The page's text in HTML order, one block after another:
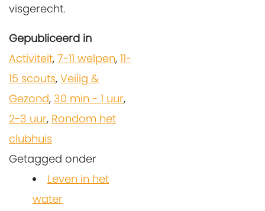
visgerecht.
Gepubliceerd in
Activiteit, 7-11 welpen, 11-
15 scouts, Veilig &
Gezond, 30 min - 1 uur,
2-3 uur, Rondom het
clubhuis
Getagged onder
Leven in het
water